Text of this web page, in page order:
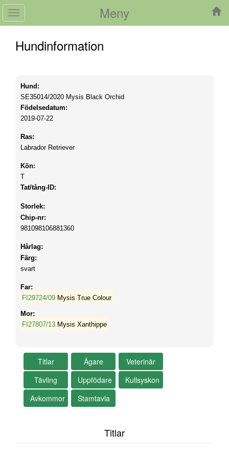
Meny
Toggle
navigation
Hundinformation
Hund:
SE35014/2020 Mysis Black Orchid
Födelsedatum:
2019-07-22
Ras:
Labrador Retriever
Kön:
T
Tat/tång-ID:
Storlek:
Chip-nr:
981098106881360
Hårlag:
Färg:
svart
Far:
FI29724/09 Mysis True Colour
Mor:
FI27807/13 Mysis Xanthippe
Titlar